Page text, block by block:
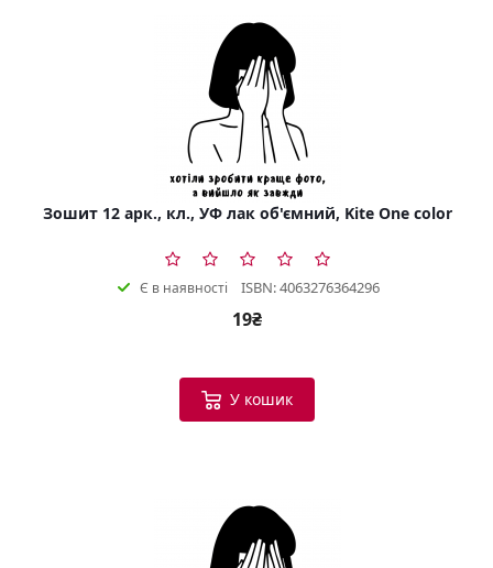
Зошит 12 арк., кл., УФ лак об'ємний, Kite One color
Є в наявності ISBN: 4063276364296
19₴
У кошик